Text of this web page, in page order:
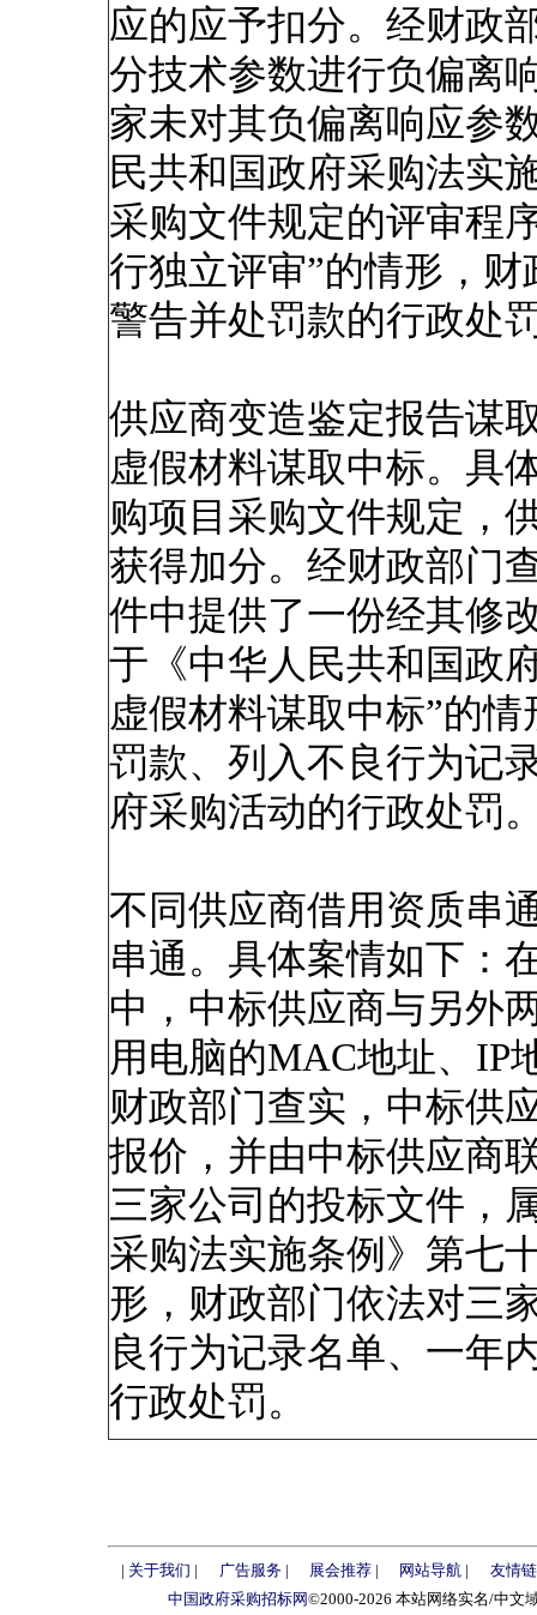
应的应予扣分。经财政
分技术参数进行负偏离
家未对其负偏离响应参
民共和国政府采购法实
采购文件规定的评审程
行独立评审”的情形，
警告并处罚款的行政处
供应商变造鉴定报告谋
虚假材料谋取中标。具
购项目采购文件规定，
获得加分。经财政部门
件中提供了一份经其修
于《中华人民共和国政
虚假材料谋取中标”的
罚款、列入不良行为记
府采购活动的行政处罚
不同供应商借用资质串
串通。具体案情如下：
中，中标供应商与另外
用电脑的MAC地址、IP
财政部门查实，中标供
报价，并由中标供应商
三家公司的投标文件，
采购法实施条例》第七
形，财政部门依法对三
良行为记录名单、一年
行政处罚。
| 关于我们 | 广告服务| 展会推荐| 网站导航 |
友情
中国政府采购招标网©2000-2026 本站网络实名/中文